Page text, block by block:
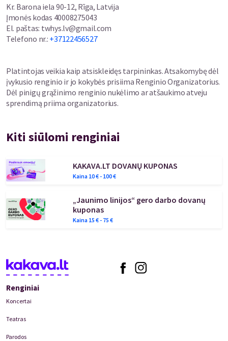
Kr. Barona iela 90-12, Rīga, Latvija
Įmonės kodas 40008275043
El. paštas: twhys.lv@gmail.com
Telefono nr.: +37122456527
Platintojas veikia kaip atsiskleidęs tarpininkas. Atsakomybę dėl
įvykusio renginio ir jo kokybės prisiima Renginio Organizatorius.
Dėl pinigų grąžinimo renginio nukėlimo ar atšaukimo atveju
sprendimą priima organizatorius.
Kiti siūlomi renginiai
KAKAVA.LT DOVANŲ KUPONAS
Kaina 10€ - 100€
„Jaunimo linijos“ gero darbo dovanų
kuponas
Kaina 15 € - 75 €
Renginiai
Koncertai
Teatras
Parodos